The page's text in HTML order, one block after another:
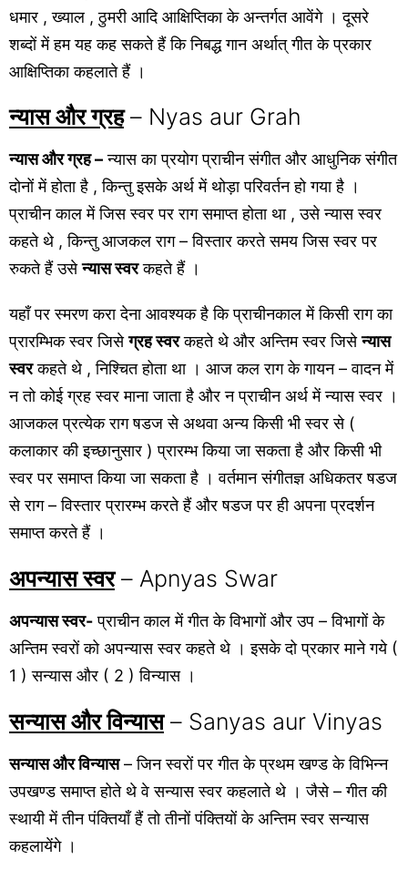
धमार , ख्याल , ठुमरी आदि आक्षिप्तिका के अन्तर्गत आवेंगे । दूसरे
शब्दों में हम यह कह सकते हैं कि निबद्ध गान अर्थात् गीत के प्रकार
आक्षिप्तिका कहलाते हैं ।
न्यास और ग्रह– Nyas aur Grah
न्यास और ग्रह –न्यास का प्रयोग प्राचीन संगीत और आधुनिक संगीत
दोनों में होता है , किन्तु इसके अर्थ में थोड़ा परिवर्तन हो गया है ।
प्राचीन काल में जिस स्वर पर राग समाप्त होता था , उसे न्यास स्वर
कहते थे , किन्तु आजकल राग – विस्तार करते समय जिस स्वर पर
रुकते हैं उसेन्यास स्वरकहते हैं ।
यहाँ पर स्मरण करा देना आवश्यक है कि प्राचीनकाल में किसी राग का
प्रारम्भिक स्वर जिसेग्रह स्वरकहते थे और अन्तिम स्वर जिसेन्यास
स्वरकहते थे , निश्चित होता था । आज कल राग के गायन – वादन में
न तो कोई ग्रह स्वर माना जाता है और न प्राचीन अर्थ में न्यास स्वर ।
आजकल प्रत्येक राग षडज से अथवा अन्य किसी भी स्वर से (
कलाकार की इच्छानुसार ) प्रारम्भ किया जा सकता है और किसी भी
स्वर पर समाप्त किया जा सकता है । वर्तमान संगीतज्ञ अधिकतर षडज
से राग – विस्तार प्रारम्भ करते हैं और षडज पर ही अपना प्रदर्शन
समाप्त करते हैं ।
अपन्यास स्वर– Apnyas Swar
अपन्यास स्वर-प्राचीन काल में गीत के विभागों और उप – विभागों के
अन्तिम स्वरों को अपन्यास स्वर कहते थे । इसके दो प्रकार माने गये (
1 ) सन्यास और ( 2 ) विन्यास ।
सन्यास और विन्यास– Sanyas aur Vinyas
सन्यास और विन्यास– जिन स्वरों पर गीत के प्रथम खण्ड के विभिन्न
उपखण्ड समाप्त होते थे वे सन्यास स्वर कहलाते थे । जैसे – गीत की
स्थायी में तीन पंक्तियाँ हैं तो तीनों पंक्तियों के अन्तिम स्वर सन्यास
कहलायेंगे ।